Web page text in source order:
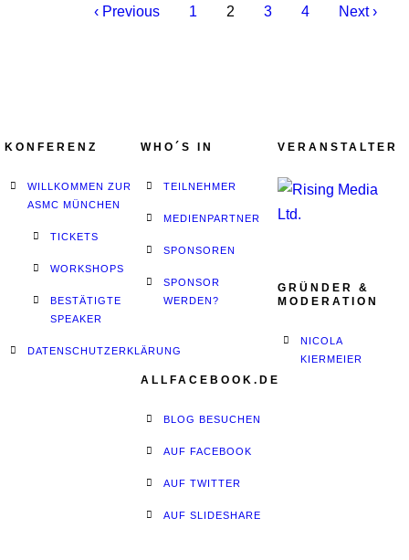
‹ Previous 1 2 3 4 Next ›
KONFERENZ
WILLKOMMEN ZUR
ASMC MÜNCHEN
TICKETS
WORKSHOPS
BESTÄTIGTE
SPEAKER
DATENSCHUTZERKLÄRUNG
WHO´S IN
TEILNEHMER
MEDIENPARTNER
SPONSOREN
SPONSOR
WERDEN?
ALLFACEBOOK.DE
BLOG BESUCHEN
AUF FACEBOOK
AUF TWITTER
AUF SLIDESHARE
VERANSTALTER
GRÜNDER &
MODERATION
NICOLA
KIERMEIER